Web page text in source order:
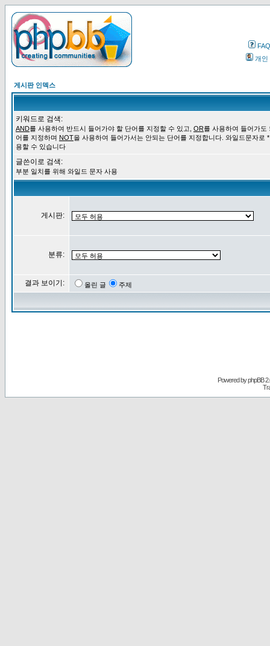
FAQ
개인
게시판 인덱스
키워드로 검색:
AND를 사용하여 반드시 들어가야 할 단어를 지정할 수 있고, OR를 사용하여 들어가도
어를 지정하며 NOT을 사용하여 들어가서는 안되는 단어를 지정합니다. 와일드문자로
용할 수 있습니다
글쓴이로 검색:
부분 일치를 위해 와일드 문자 사용
게시판:
분류:
결과 보이기: 올린 글 주제
Powered byphpBB